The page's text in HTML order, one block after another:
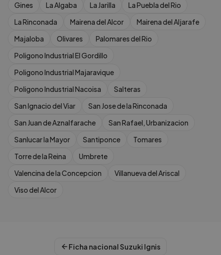
Gines
La Algaba La Jarilla
La Puebla del Rio
La Rinconada
Mairena del Alcor
Mairena del Aljarafe
Majaloba
Olivares
Palomares del Rio
Poligono Industrial El Gordillo
Poligono Industrial Majaravique
Poligono Industrial Nacoisa
Salteras
San Ignacio del Viar
San Jose de la Rinconada
San Juan de Aznalfarache
San Rafael, Urbanizacion
Sanlucar la Mayor
Santiponce
Tomares
Torre de la Reina
Umbrete
Valencina de la Concepcion
Villanueva del Ariscal
Viso del Alcor
Ficha nacionalSuzuki Ignis